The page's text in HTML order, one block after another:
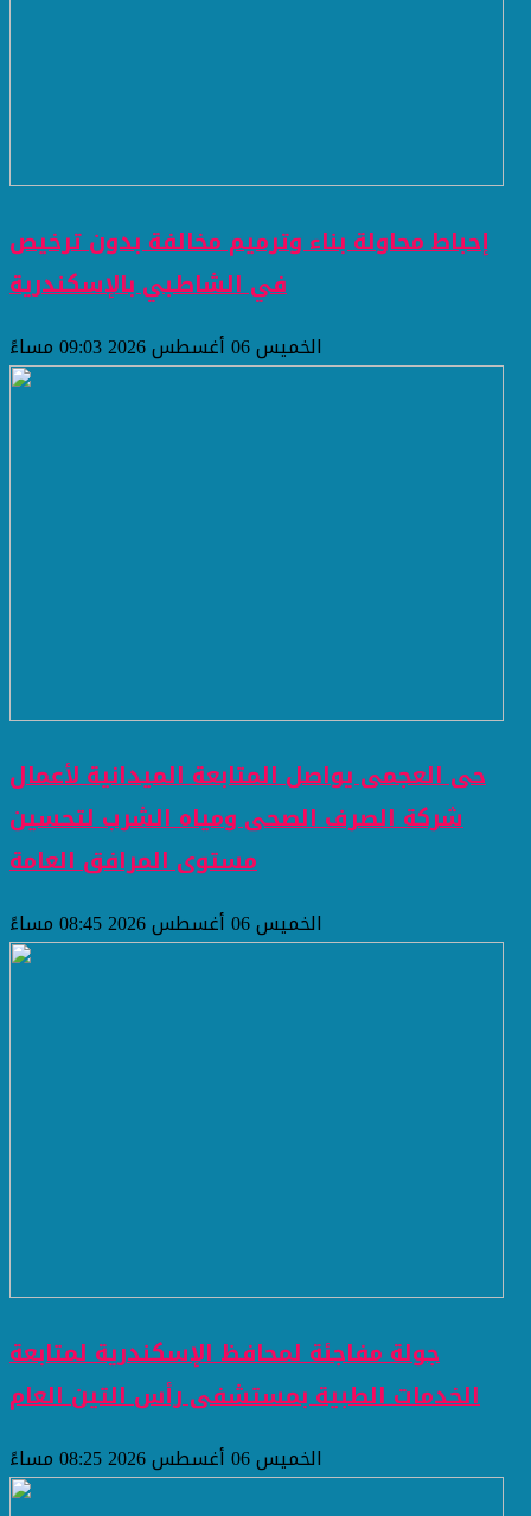
إحباط محاولة بناء وترميم مخالفة بدون ترخيص
في الشاطبي بالإسكندرية
الخميس 06 أغسطس 2026 09:03 مساءً
حى العجمى يواصل المتابعة الميدانية لأعمال
شركة الصرف الصحى ومياه الشرب لتحسين
مستوى المرافق العامة
الخميس 06 أغسطس 2026 08:45 مساءً
جولة مفاجئة لمحافظ الإسكندرية لمتابعة
الخدمات الطبية بمستشفى رأس التين العام
الخميس 06 أغسطس 2026 08:25 مساءً